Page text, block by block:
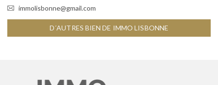
immolisbonne@gmail.com
D´AUTRES BIEN DE IMMO LISBONNE